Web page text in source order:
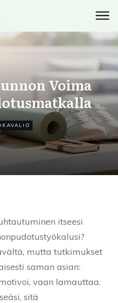
Voima
itseesi
mutta tutkimukset
saman asian:
vaan lamauttaa.
sitä